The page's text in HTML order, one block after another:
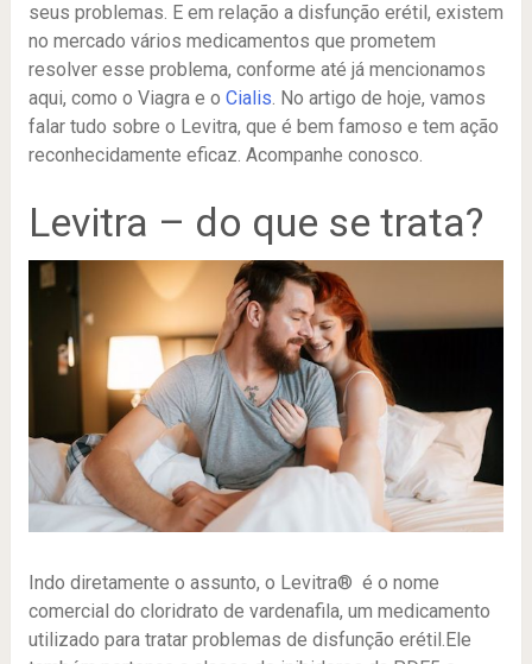
seus problemas. E em relação a disfunção erétil, existem
no mercado vários medicamentos que prometem
resolver esse problema, conforme até já mencionamos
aqui, como o Viagra e o Cialis. No artigo de hoje, vamos
falar tudo sobre o Levitra, que é bem famoso e tem ação
reconhecidamente eficaz. Acompanhe conosco.
Levitra – do que se trata?
Indo diretamente o assunto, o Levitra® é o nome
comercial do cloridrato de vardenafila, um medicamento
utilizado para tratar problemas de disfunção erétil.Ele